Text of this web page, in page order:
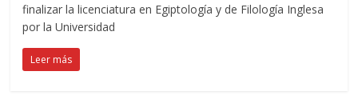
finalizar la licenciatura en Egiptología y de Filología Inglesa
por la Universidad
Leer más